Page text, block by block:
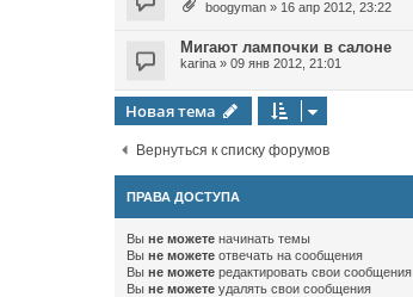
boogyman » 16 апр 2012, 23:22
Мигают лампочки в салоне
karina » 09 янв 2012, 21:01
Новая тема
Вернуться к списку форумов
ПРАВА ДОСТУПА
Вы не можете начинать темы
Вы не можете отвечать на сообщения
Вы не можете редактировать свои сообщения
Вы не можете удалять свои сообщения